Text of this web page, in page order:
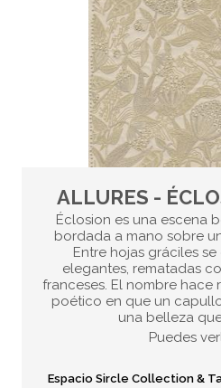
ALLURES -
Éclosion es una escena
bordada a mano sobre
Entre hojas gráciles
elegantes, rematadas
franceses. El nombre hace
poético en que un
una belleza
Puedes
Espacio Sircle Collection &